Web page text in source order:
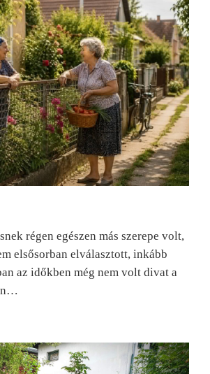
régen egészen más szerepe volt,
elsősorban elválasztott, inkább
az időkben még nem volt divat a